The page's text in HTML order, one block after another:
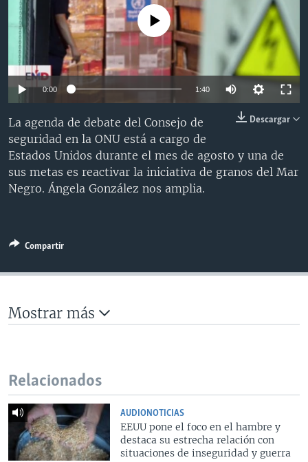
VENEZUELA
NICARAGUA
ECONOMÍA
ENTRETENIMIENTO Y CULTURA
TECNOLOGÍA
DEPORTES
MULTIMEDIA
FOTOGRAFÍA
AUDIOS
PROGRAMAS TV
EL MUNDO AL DÍA
FORO INTERAMERICANO
LAS CLAVES
PANORAMA
RADIO
AVANCE INFORMATIVO
BUENOS DÍAS AMÉRICA
ESTADOS UNIDOS AL DÍA
EL MUNDO AL DÍA [RADIO]
DIRECT
Learning English
SÍGANOS
Idiomas
No media source currently available
0:00 1:40
Descargar
La agenda de debate del Consejo de
seguridad en la ONU está a cargo de
Estados Unidos durante el mes de agosto y una de
sus metas es reactivar la iniciativa de granos del Mar
Negro. Ángela González nos amplia.
Compartir
Mostrar más
Relacionados
AUDIONOTICIAS
EEUU pone el foco en el hambre y
destaca su estrecha relación con
situaciones de inseguridad y guerra